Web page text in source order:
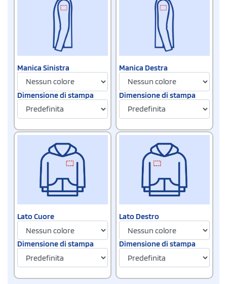
Manica Sinistra
Dimensione di stampa
Manica Destra
Dimensione di stampa
Lato Cuore
Dimensione di stampa
Lato Destro
Dimensione di stampa